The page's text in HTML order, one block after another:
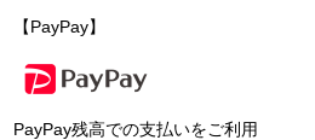
【PayPay】
PayPay残高での支払いをご利用